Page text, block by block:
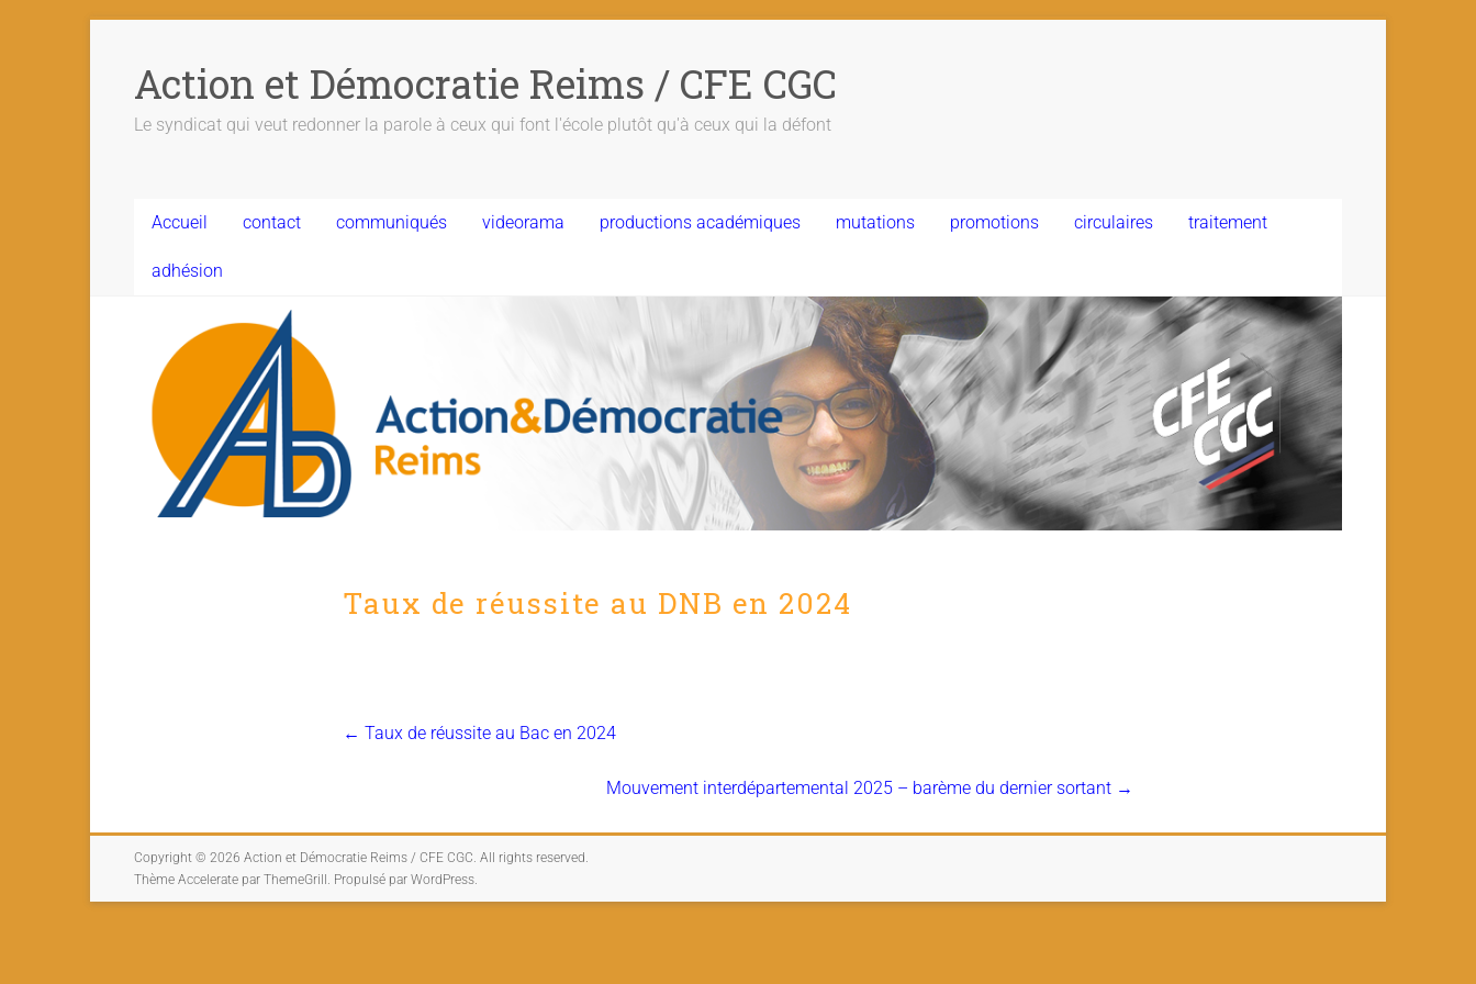
Action et Démocratie Reims / CFE CGC
Le syndicat qui veut redonner la parole à ceux qui font l'école plutôt qu'à ceux qui la défont
Accueil contact communiqués videorama productions académiques mutations promotions circulaires traitement
adhésion
Taux de réussite au DNB en 2024
← Taux de réussite au Bac en 2024
Mouvement interdépartemental 2025 – barème du dernier sortant →
Copyright © 2026 Action et Démocratie Reims / CFE CGC . All rights reserved.
Thème Accelerate par ThemeGrill. Propulsé par WordPress